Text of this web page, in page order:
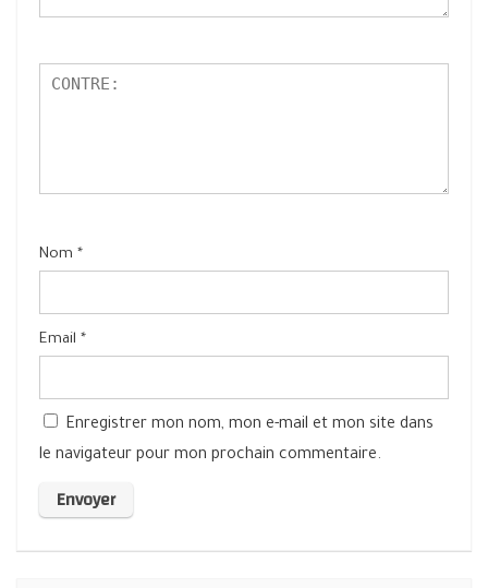
Nom *
Email *
Enregistrer mon nom, mon e-mail et mon site dans
le navigateur pour mon prochain commentaire.